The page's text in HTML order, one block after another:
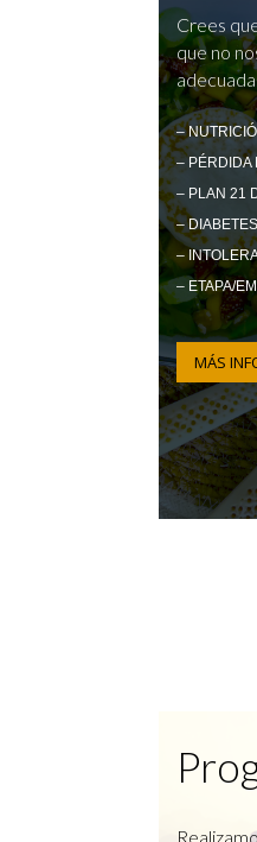
Crees
que no
–
– PÉRDIDA
– PLAN 21
–
–
– ETAPA/
MÁS